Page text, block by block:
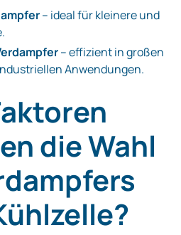
– ideal für kleinere und
– effizient in großen
Anwendungen.
die Wahl